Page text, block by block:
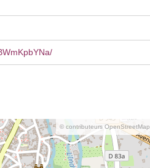
© contributeurs OpenStreetMap